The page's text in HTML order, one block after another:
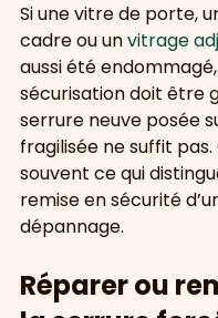
Si une vitre de porte,
cadre ou un vitrage
aussi été
sécurisation doit être
serrure neuve posée
fragilisée ne suffit pas.
souvent ce qui
remise en sécurité
dépannage.
Réparer ou